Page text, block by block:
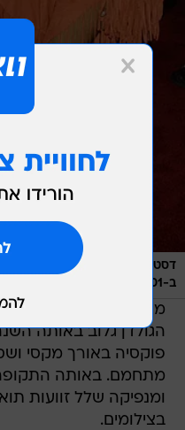
ב-2001
מאותה נקודה אפשר
הגולדן גלוב באותה
פוקסיה באורך מקסי
מתחמם. באותה
ומנפיקה שלל זוועות
בצילומים.